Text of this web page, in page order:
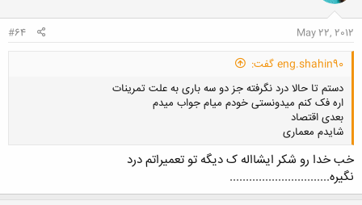
May 22, 2012
#64
eng.shahin90 گفت:
دستم تا حالا درد نگرفته جز دو سه باری به علت تمرینات
اره فک کنم میدونستی خودم میام جواب میدم
بعدی اقتصاد
شایدم معماری
کلیک کنید تا باز شود...
خب خدا رو شکر ایشااله ک دیگه تو تعمیراتم درد
نگیره...............................